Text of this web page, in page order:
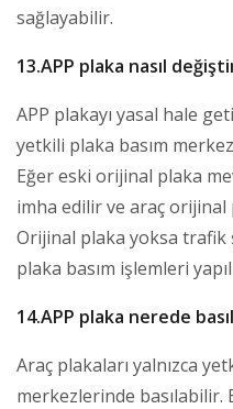
sağlayabilir.
13.APP plaka nasıl
APP plakayı yasal hale
yetkili plaka basım
Eğer eski orijinal plaka
imha edilir ve araç orijinal
Orijinal plaka yoksa
plaka basım işlemleri
14.APP plaka nerede
Araç plakaları yalnızca
merkezlerinde